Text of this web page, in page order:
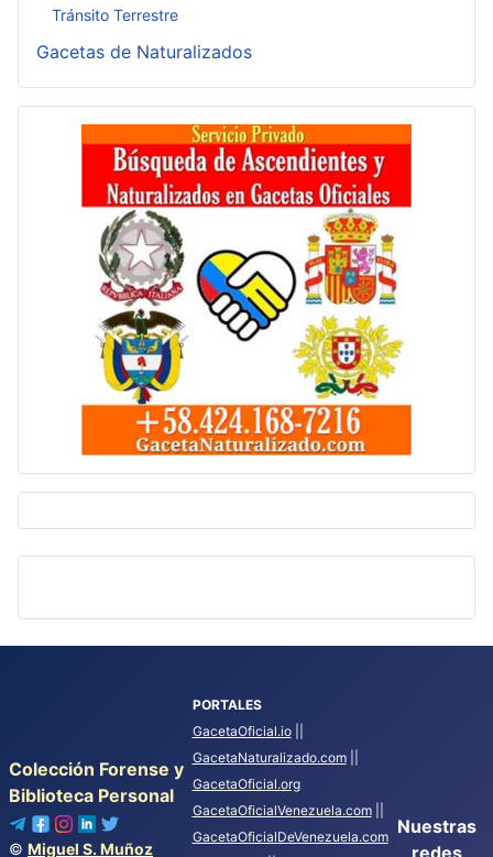
Tránsito Terrestre
Gacetas de Naturalizados
Colección Forense y
Biblioteca Personal
© Miguel S. Muñoz
PORTALES
GacetaOficial.io||
GacetaNaturalizado.com||
GacetaOficial.org
GacetaOficialVenezuela.com||
GacetaOficialDeVenezuela.com
Nuestras